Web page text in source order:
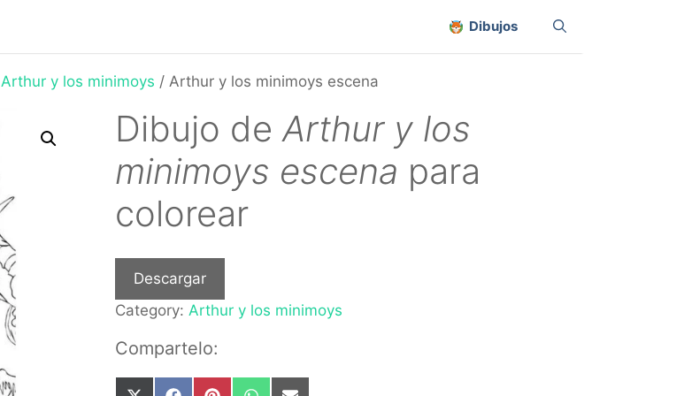
Dibujos
Arthur y los minimoys / Arthur y los minimoys escena
Dibujo deArthur y los
minimoys escena para
colorear
Descargar
Category: Arthur y los minimoys
Compartelo: